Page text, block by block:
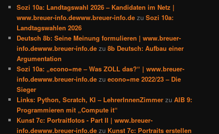
Sozi 10a: Landtagswahl 2026 – Kandidaten im Netz |
www.breuer-info.dewww.breuer-info.de zuSozi 10a:
Landtagswahlen 2026
Deutsch 8b: Seine Meinung formulieren | www.breuer-
info.dewww.breuer-info.de zu8b Deutsch: Aufbau einer
Argumentation
Sozi 10a: „econo=me – Was ZOLL das?“ | www.breuer-
info.dewww.breuer-info.de zuecono=me 2022/23 – Die
Sieger
Links: Python, Scratch, KI – LehrerInnenZimmer zuAIB 9:
Programmieren mit „Compute it“
Kunst 7c: Portraitfotos - Part II | www.breuer-
info.dewww.breuer-info.de zu Kunst 7c: Portraits erstellen